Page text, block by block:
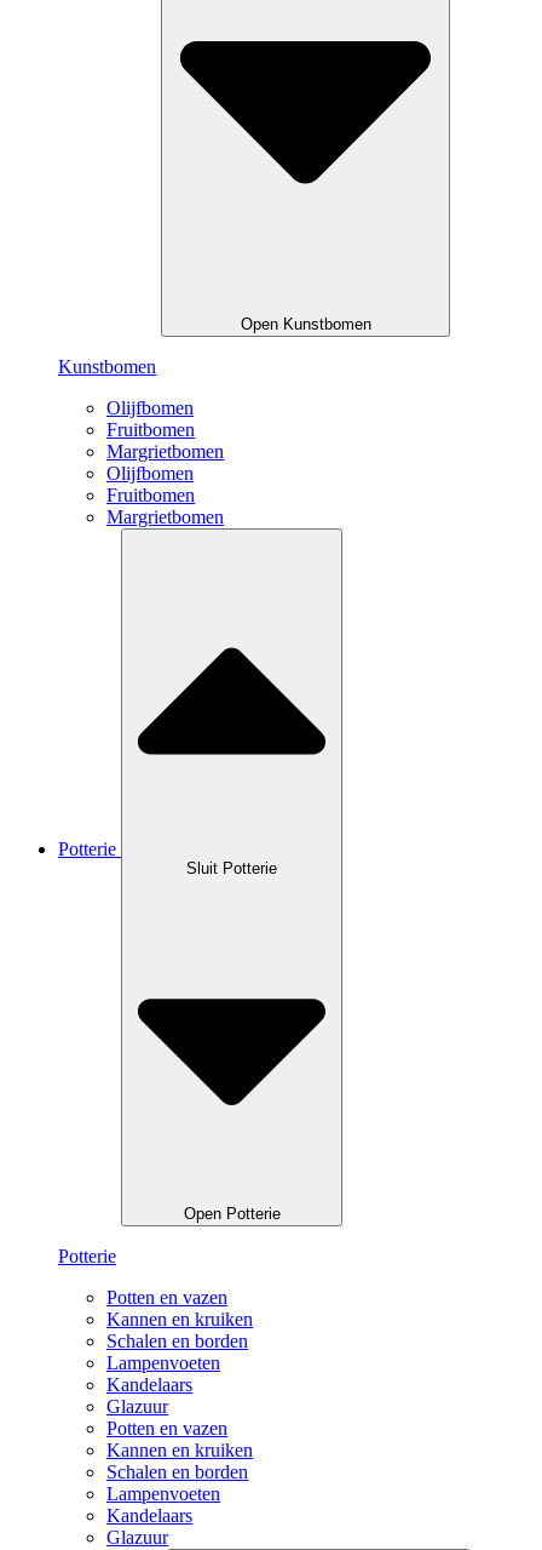
Open Kunstbomen
Kunstbomen
Olijfbomen
Fruitbomen
Margrietbomen
Olijfbomen
Fruitbomen
Margrietbomen
Potterie
Sluit Potterie
Open Potterie
Potterie
Potten en vazen
Kannen en kruiken
Schalen en borden
Lampenvoeten
Kandelaars
Glazuur
Potten en vazen
Kannen en kruiken
Schalen en borden
Lampenvoeten
Kandelaars
Glazuur